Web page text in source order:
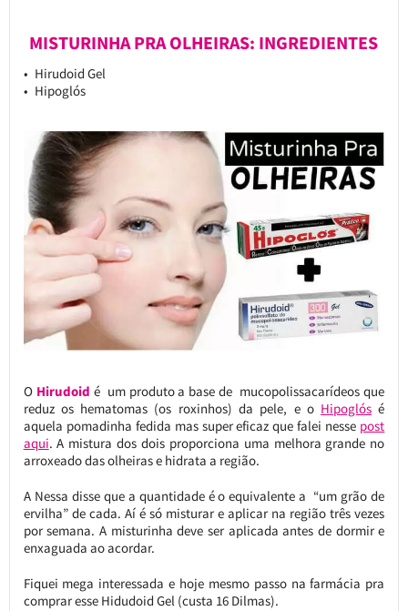
MISTURINHA PRA OLHEIRAS: INGREDIENTES
Hirudoid Gel
Hipoglós
OHirudoid é um produto a base de mucopolissacarídeos que
reduz os hematomas (os roxinhos) da pele, e o Hipoglós é
aquela pomadinha fedida mas super eficaz que falei nesse post
aqui. A mistura dos dois proporciona uma melhora grande no
arroxeado das olheiras e hidrata a região.
A Nessa disse que a quantidade é o equivalente a “um grão de
ervilha” de cada. Aí é só misturar e aplicar na região três vezes
por semana. A misturinha deve ser aplicada antes de dormir e
enxaguada ao acordar.
Fiquei mega interessada e hoje mesmo passo na farmácia pra
comprar esse Hidudoid Gel (custa 16 Dilmas).